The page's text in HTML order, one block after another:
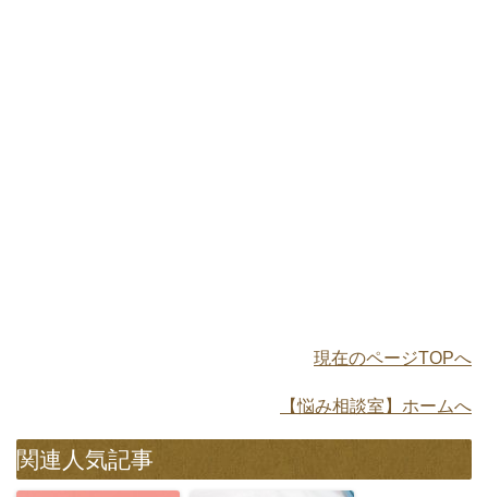
現在のページTOPへ
【悩み相談室】ホームへ
関連人気記事